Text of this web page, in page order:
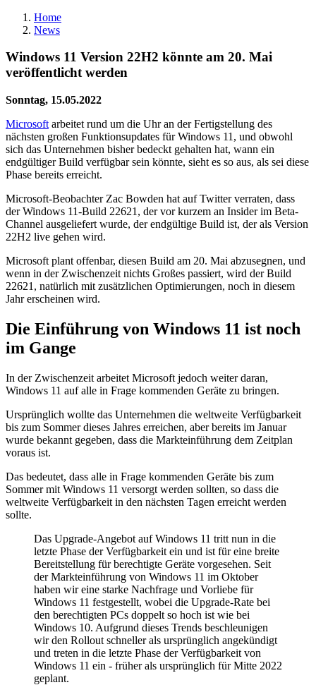
Home
News
Windows 11 Version 22H2 könnte am 20. Mai
veröffentlicht werden
Sonntag, 15.05.2022
Microsoft arbeitet rund um die Uhr an der Fertigstellung des
nächsten großen Funktionsupdates für Windows 11, und obwohl
sich das Unternehmen bisher bedeckt gehalten hat, wann ein
endgültiger Build verfügbar sein könnte, sieht es so aus, als sei diese
Phase bereits erreicht.
Microsoft-Beobachter Zac Bowden hat auf Twitter verraten, dass
der Windows 11-Build 22621, der vor kurzem an Insider im Beta-
Channel ausgeliefert wurde, der endgültige Build ist, der als Version
22H2 live gehen wird.
Microsoft plant offenbar, diesen Build am 20. Mai abzusegnen, und
wenn in der Zwischenzeit nichts Großes passiert, wird der Build
22621, natürlich mit zusätzlichen Optimierungen, noch in diesem
Jahr erscheinen wird.
Die Einführung von Windows 11 ist noch
im Gange
In der Zwischenzeit arbeitet Microsoft jedoch weiter daran,
Windows 11 auf alle in Frage kommenden Geräte zu bringen.
Ursprünglich wollte das Unternehmen die weltweite Verfügbarkeit
bis zum Sommer dieses Jahres erreichen, aber bereits im Januar
wurde bekannt gegeben, dass die Markteinführung dem Zeitplan
voraus ist.
Das bedeutet, dass alle in Frage kommenden Geräte bis zum
Sommer mit Windows 11 versorgt werden sollten, so dass die
weltweite Verfügbarkeit in den nächsten Tagen erreicht werden
sollte.
Das Upgrade-Angebot auf Windows 11 tritt nun in die
letzte Phase der Verfügbarkeit ein und ist für eine breite
Bereitstellung für berechtigte Geräte vorgesehen. Seit
der Markteinführung von Windows 11 im Oktober
haben wir eine starke Nachfrage und Vorliebe für
Windows 11 festgestellt, wobei die Upgrade-Rate bei
den berechtigten PCs doppelt so hoch ist wie bei
Windows 10. Aufgrund dieses Trends beschleunigen
wir den Rollout schneller als ursprünglich angekündigt
und treten in die letzte Phase der Verfügbarkeit von
Windows 11 ein - früher als ursprünglich für Mitte 2022
geplant.